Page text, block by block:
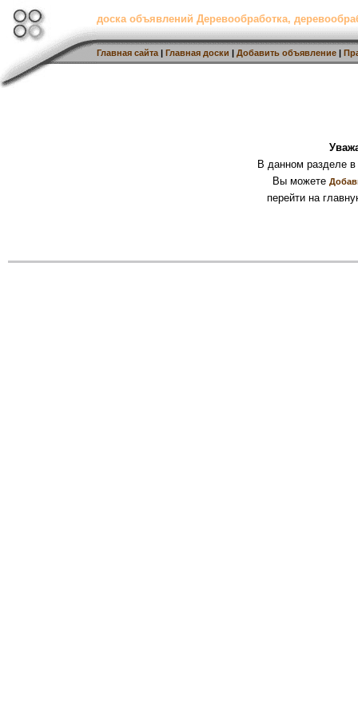
доска объявлений Деревообработка,
Главная сайта | Главная доски | Добавить объявление |
В данном разделе
Вы можете
перейти на